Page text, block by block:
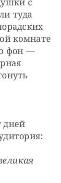
туда
комнате
фон —
дней